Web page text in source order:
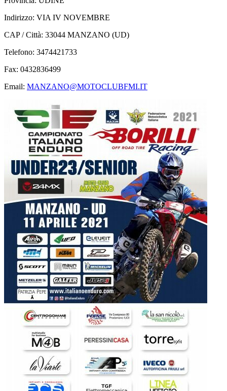
Indirizzo: VIA IV NOVEMBRE
CAP / Città: 33044 MANZANO (UD)
Telefono: 3474421733
Fax: 0432836499
Email: MANZANO@MOTOCLUBFMI.IT